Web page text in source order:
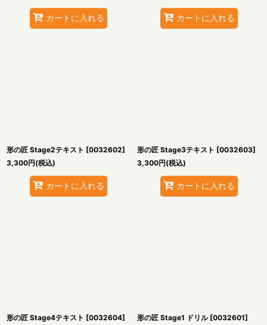
カートに入れる カートに入れる
形の匠 Stage2テキスト [0032602]
3,300円(税込)
カートに入れる
形の匠 Stage3テキスト [0032603]
3,300円(税込)
カートに入れる
形の匠 Stage4テキスト [0032604]
形の匠 Stage1 ドリル [0032601]